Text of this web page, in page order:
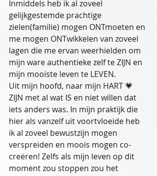
Inmiddels heb ik al zoveel
gelijkgestemde prachtige
zielen(familie) mogen ONTmoeten en
me mogen ONTwikkelen van zoveel
lagen die me ervan weerhielden om
mijn ware authentieke zelf te ZIJN en
mijn mooiste leven te LEVEN.
Uit mijn hoofd, naar mijn HART 💗
ZIJN met al wat IS en niet willen dat
iets anders was. In mijn praktijk die
hier als vanzelf uit voortvloeide heb
ik al zoveel bewustzijn mogen
verspreiden en moois mogen co-
creëren! Zelfs als mijn leven op dit
moment zou stoppen zou het